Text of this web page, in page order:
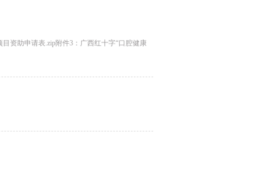
资助申请表.zip附件3：广西红十字“口腔健康